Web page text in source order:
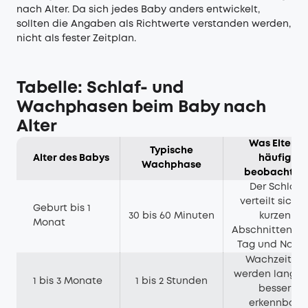
nach Alter. Da sich jedes Baby anders entwickelt,
sollten die Angaben als Richtwerte verstanden werden,
nicht als fester Zeitplan.
Tabelle: Schlaf- und
Wachphasen beim Baby nach
Alter
Alter des Babys
Typische
Wachphase
Was Eltern
häufig
beobachten
Geburt bis 1
Monat
30 bis 60 Minuten
Der Schlaf
verteilt sich
kurzen
Abschnitten
Tag und
1 bis 3 Monate 1 bis 2 Stunden
Wachzeiten
werden
besser
erkennbar.